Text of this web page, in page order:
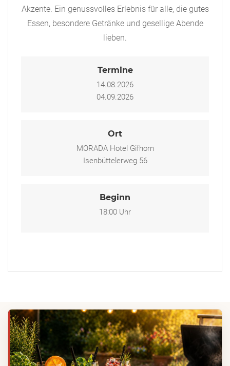
Akzente. Ein genussvolles Erlebnis für alle, die gutes
Essen, besondere Getränke und gesellige Abende
lieben.
Termine
14.08.2026
04.09.2026
Ort
MORADA Hotel Gifhorn
Isenbüttelerweg 56
Beginn
18:00 Uhr